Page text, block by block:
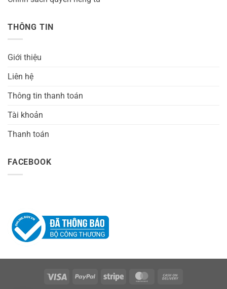
THÔNG TIN
Giới thiệu
Liên hệ
Thông tin thanh toán
Tài khoản
Thanh toán
FACEBOOK